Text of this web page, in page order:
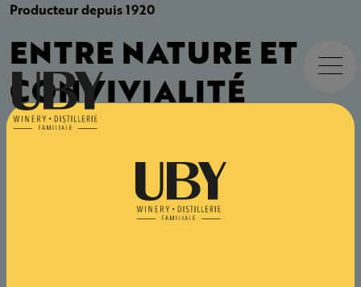
UBY
Producteur depuis 1920
ENTRE NATURE ET
CONVIVIALITÉ
propose des vins frais et gourmands
caractéristiques des vins de Côtes de Gascogne,
conjuguant accessibilité, qualité et respect de